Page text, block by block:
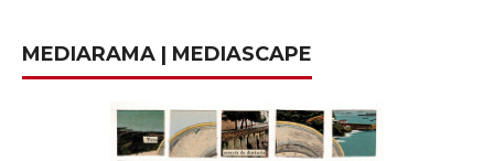
MEDIARAMA | MEDIASCAPE